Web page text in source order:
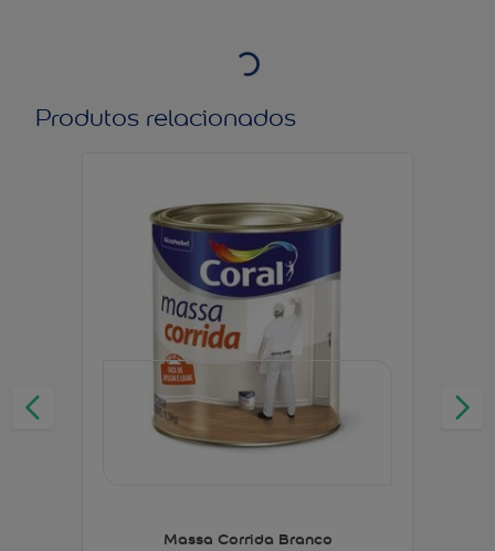
Produtos relacionados
Massa Corrida Branco